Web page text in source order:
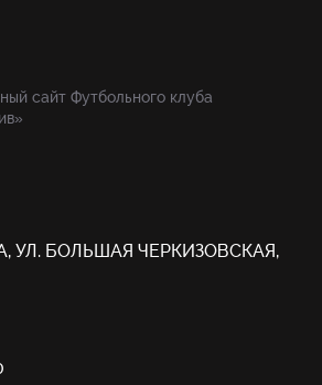
сайт Футбольного клуба
УЛ. БОЛЬШАЯ ЧЕРКИЗОВСКАЯ,